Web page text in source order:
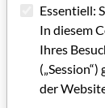
Schlagworte:
Artikel im
Essentiell:
In diesem
Ihres
der